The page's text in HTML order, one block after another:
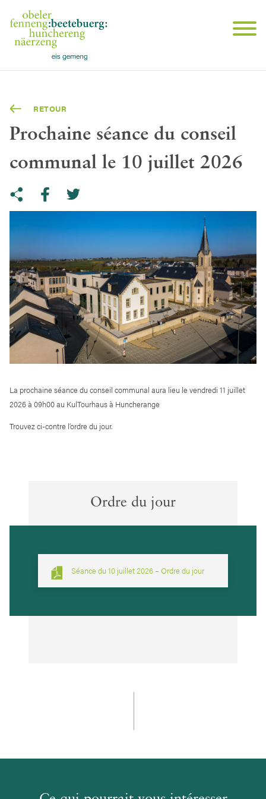
RETOUR
Prochaine séance du conseil
communal le 10 juillet 2026
La prochaine séance du conseil communal aura lieu le vendredi 11 juillet
2026 à 09h00 au KulTourhaus à Huncherange
Trouvez ci-contre l’ordre du jour.
Ordre du jour
Séance du 10 juillet 2026 – Ordre du jour